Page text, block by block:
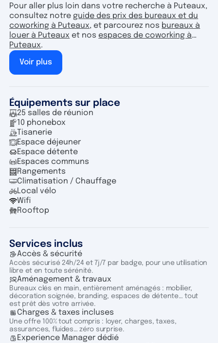
Pour aller plus loin dans votre recherche à Puteaux,
consultez notre guide des prix des bureaux et du
coworking à Puteaux, et parcourez nos bureaux à
louer à Puteaux et nos espaces de coworking à
Puteaux.
Voir plus
Équipements sur place
25 salles de réunion
10 phonebox
Tisanerie
Espace déjeuner
Espace détente
Espaces communs
Rangements
Climatisation / Chauffage
Local vélo
Wifi
Rooftop
Services inclus
Accès & sécurité
Accès sécurisé 24h/24 et 7j/7 par badge, pour une utilisation
libre et en toute sérénité.
Aménagement & travaux
Bureaux clés en main, entièrement aménagés : mobilier,
décoration soignée, branding, espaces de détente… tout
est prêt dès votre arrivée.
Charges & taxes incluses
Une offre 100% tout compris : loyer, charges, taxes,
assurances, fluides… zéro surprise.
Experience Manager dédié